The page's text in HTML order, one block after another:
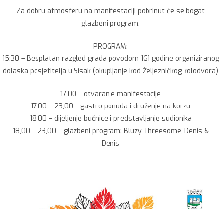
Za dobru atmosferu na manifestaciji pobrinut će se bogat
glazbeni program.
PROGRAM:
15:30 – Besplatan razgled grada povodom 161 godine organiziranog
dolaska posjetitelja u Sisak (okupljanje kod Željezničkog kolodvora)
17,00 – otvaranje manifestacije
17,00 – 23,00 – gastro ponuda i druženje na korzu
18,00 – dijeljenje bučnice i predstavljanje sudionika
18,00 – 23,00 – glazbeni program: Bluzy Threesome, Denis &
Denis